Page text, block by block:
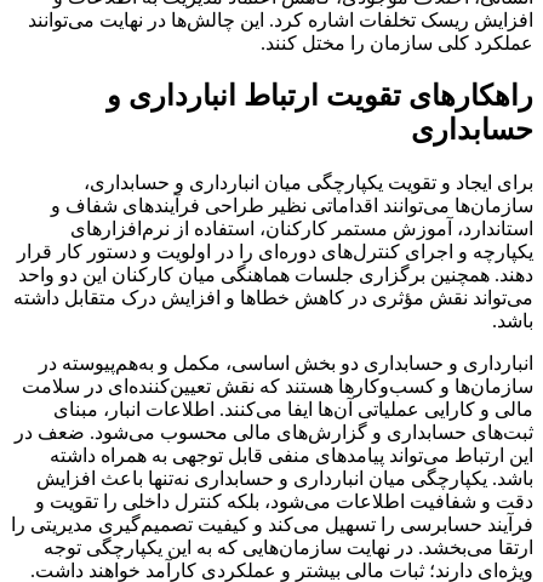
افزایش ریسک تخلفات اشاره کرد. این چالش‌ها در نهایت می‌توانند
عملکرد کلی سازمان را مختل کنند.
راهکارهای تقویت ارتباط انبارداری و
حسابداری
برای ایجاد و تقویت یکپارچگی میان انبارداری و حسابداری،
سازمان‌ها می‌توانند اقداماتی نظیر طراحی فرآیندهای شفاف و
استاندارد، آموزش مستمر کارکنان، استفاده از نرم‌افزارهای
یکپارچه و اجرای کنترل‌های دوره‌ای را در اولویت و دستور کار قرار
دهند. همچنین برگزاری جلسات هماهنگی میان کارکنان این دو واحد
می‌تواند نقش مؤثری در کاهش خطاها و افزایش درک متقابل داشته
باشد.
انبارداری و حسابداری دو بخش اساسی، مکمل و به‌هم‌پیوسته در
سازمان‌ها و کسب‌وکارها هستند که نقش تعیین‌کننده‌ای در سلامت
مالی و کارایی عملیاتی آن‌ها ایفا می‌کنند. اطلاعات انبار، مبنای
ثبت‌های حسابداری و گزارش‌های مالی محسوب می‌شود. ضعف در
این ارتباط می‌تواند پیامدهای منفی قابل توجهی به همراه داشته
باشد. یکپارچگی میان انبارداری و حسابداری نه‌تنها باعث افزایش
دقت و شفافیت اطلاعات می‌شود، بلکه کنترل داخلی را تقویت و
فرآیند حسابرسی را تسهیل می‌کند و کیفیت تصمیم‌گیری مدیریتی را
ارتقا می‌بخشد. در نهایت سازمان‌هایی که به این یکپارچگی توجه
ویژه‌ای دارند؛ ثبات مالی بیشتر و عملکردی کارآمد خواهند داشت.